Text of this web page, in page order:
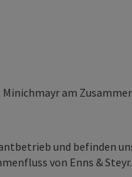
am
und befinden
von Enns & Steyr.